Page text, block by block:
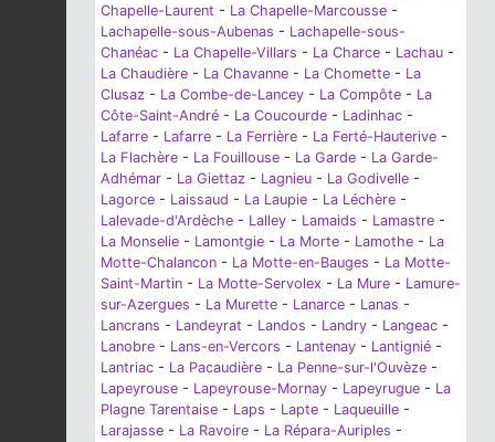
Chapelle-Laurent - La Chapelle-Marcousse -
Lachapelle-sous-Aubenas - Lachapelle-sous-
Chanéac - La Chapelle-Villars - La Charce - Lachau -
La Chaudière - La Chavanne - La Chomette - La
Clusaz - La Combe-de-Lancey - La Compôte - La
Côte-Saint-André - La Coucourde - Ladinhac -
Lafarre - Lafarre - La Ferrière - La Ferté-Hauterive -
La Flachère - La Fouillouse - La Garde - La Garde-
Adhémar - La Giettaz - Lagnieu - La Godivelle -
Lagorce - Laissaud - La Laupie - La Léchère -
Lalevade-d'Ardèche - Lalley - Lamaids - Lamastre -
La Monselie - Lamontgie - La Morte - Lamothe - La
Motte-Chalancon - La Motte-en-Bauges - La Motte-
Saint-Martin - La Motte-Servolex - La Mure - Lamure-
sur-Azergues - La Murette - Lanarce - Lanas -
Lancrans - Landeyrat - Landos - Landry - Langeac -
Lanobre - Lans-en-Vercors - Lantenay - Lantignié -
Lantriac - La Pacaudière - La Penne-sur-l'Ouvèze -
Lapeyrouse - Lapeyrouse-Mornay - Lapeyrugue - La
Plagne Tarentaise - Laps - Lapte - Laqueuille -
Larajasse - La Ravoire - La Répara-Auriples -